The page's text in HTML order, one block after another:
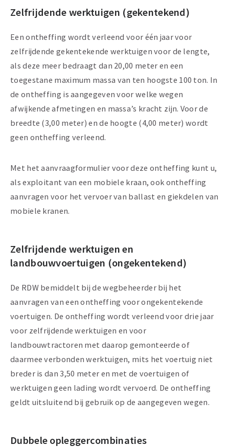
Zelfrijdende werktuigen (gekentekend)
Een ontheffing wordt verleend voor één jaar voor
zelfrijdende gekentekende werktuigen voor de lengte,
als deze meer bedraagt dan 20,00 meter en een
toegestane maximum massa van ten hoogste 100 ton. In
de ontheffing is aangegeven voor welke wegen
afwijkende afmetingen en massa’s kracht zijn. Voor de
breedte (3,00 meter) en de hoogte (4,00 meter) wordt
geen ontheffing verleend.
Met het aanvraagformulier voor deze ontheffing kunt u,
als exploitant van een mobiele kraan, ook ontheffing
aanvragen voor het vervoer van ballast en giekdelen van
mobiele kranen.
Zelfrijdende werktuigen en
landbouwvoertuigen (ongekentekend)
De RDW bemiddelt bij de wegbeheerder bij het
aanvragen van een ontheffing voor ongekentekende
voertuigen. De ontheffing wordt verleend voor drie jaar
voor zelfrijdende werktuigen en voor
landbouwtractoren met daarop gemonteerde of
daarmee verbonden werktuigen, mits het voertuig niet
breder is dan 3,50 meter en met de voertuigen of
werktuigen geen lading wordt vervoerd. De ontheffing
geldt uitsluitend bij gebruik op de aangegeven wegen.
Dubbele opleggercombinaties